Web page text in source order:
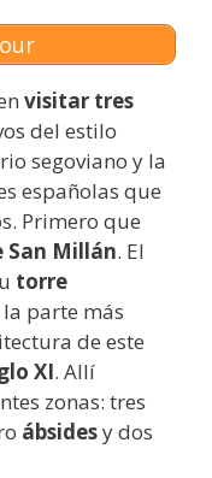
visitar tres
del estilo
segoviano y la
españolas que
Primero que
San Millán. El
torre
parte más
de este
XI. Allí
zonas: tres
ábsidesy dos